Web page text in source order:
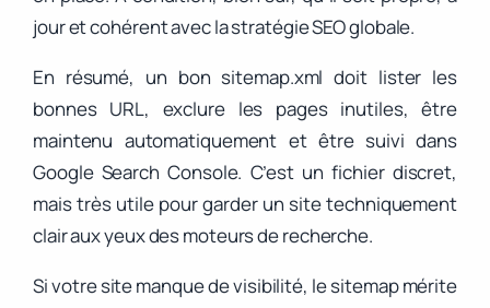
jour et cohérent avec la stratégie SEO globale.
En résumé, un bon sitemap.xml doit lister les
bonnes URL, exclure les pages inutiles, être
maintenu automatiquement et être suivi dans
Google Search Console. C’est un fichier discret,
mais très utile pour garder un site techniquement
clair aux yeux des moteurs de recherche.
Si votre site manque de visibilité, le sitemap mérite